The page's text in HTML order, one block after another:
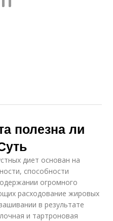
полезна ли
диет основан на
способности
огромного
расходование жировых
в результате
и тартроновая